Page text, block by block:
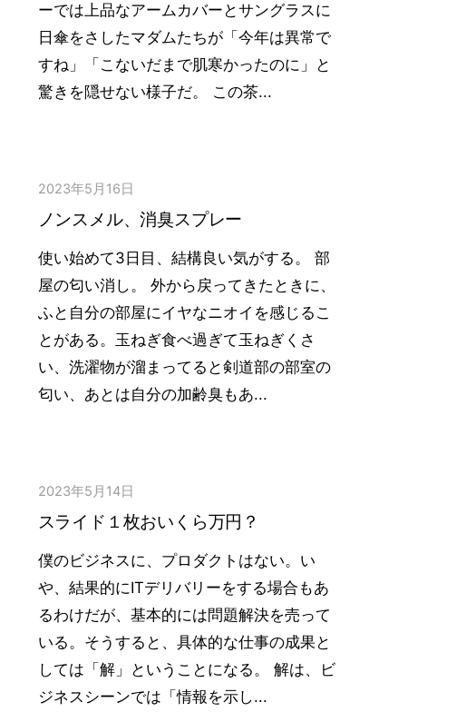
ーでは上品なアームカバーとサングラスに
日傘をさしたマダムたちが「今年は異常で
すね」「こないだまで肌寒かったのに」と
驚きを隠せない様子だ。 この茶...
2023年5月16日
ノンスメル、消臭スプレー
使い始めて3日目、結構良い気がする。 部
屋の匂い消し。 外から戻ってきたときに、
ふと自分の部屋にイヤなニオイを感じるこ
とがある。玉ねぎ食べ過ぎて玉ねぎくさ
い、洗濯物が溜まってると剣道部の部室の
匂い、あとは自分の加齢臭もあ...
2023年5月14日
スライド１枚おいくら万円？
僕のビジネスに、プロダクトはない。い
や、結果的にITデリバリーをする場合もあ
るわけだが、基本的には問題解決を売って
いる。そうすると、具体的な仕事の成果と
しては「解」ということになる。 解は、ビ
ジネスシーンでは「情報を示し...